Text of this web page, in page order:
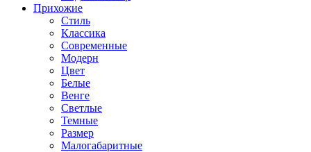
Прихожие
Стиль
Классика
Современные
Модерн
Цвет
Белые
Венге
Светлые
Темные
Размер
Малогабаритные